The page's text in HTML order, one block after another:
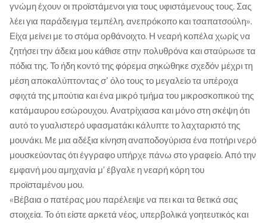
γνώμη έχουν οι προϊστάμενοι για τους υφιστάμενους τους. Σας
λέει για παράδειγμα τεμπέλη, ανεπρόκοπο και τσαπατσούλη».
Είχα μείνει με το στόμα ορθάνοιχτο. Η νεαρή κοπέλα χωρίς να
ζητήσει την άδεια μου κάθισε στην πολυθρόνα και σταύρωσε τα
πόδια της. Το ήδη κοντό της φόρεμα σηκώθηκε σχεδόν μέχρι τη
μέση αποκαλύπτοντας σ' όλο τους το μεγαλείο τα υπέροχα
σφιχτά της μπούτια και ένα μικρό τμήμα του μικροσκοπικού της
κατάμαυρου εσώρουχου. Ανατρίχιασα και μόνο στη σκέψη ότι
αυτό το γυαλιστερό υφασματάκι κάλυπτε το λαχταριστό της
μουνάκι. Με μια αδέξια κίνηση αναποδογύρισα ένα ποτήρι νερό
μουσκεύοντας ότι έγγραφο υπήρχε πάνω στο γραφείο. Από την
εμφανή μου αμηχανία μ’ έβγαλε η νεαρή κόρη του
προϊσταμένου μου.
«Βέβαια ο πατέρας μου παρέλειψε να πει και τα θετικά σας
στοιχεία. Το ότι είστε αρκετά νέος, υπερβολικά γοητευτικός και